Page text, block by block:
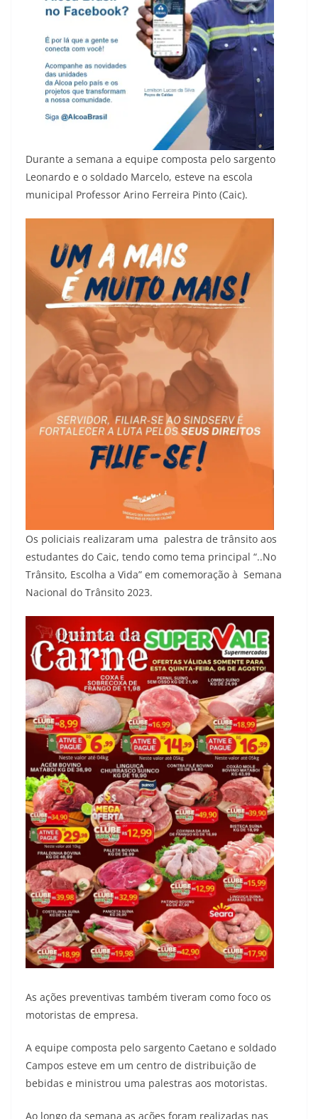
Durante a semana a equipe composta pelo sargento
Leonardo e o soldado Marcelo, esteve na escola
municipal Professor Arino Ferreira Pinto (Caic).
Os policiais realizaram uma palestra de trânsito aos
estudantes do Caic, tendo como tema principal “..No
Trânsito, Escolha a Vida” em comemoração à Semana
Nacional do Trânsito 2023.
As ações preventivas também tiveram como foco os
motoristas de empresa.
A equipe composta pelo sargento Caetano e soldado
Campos esteve em um centro de distribuição de
bebidas e ministrou uma palestras aos motoristas.
Ao longo da semana as ações foram realizadas nas